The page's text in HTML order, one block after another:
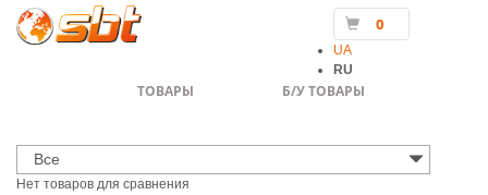
0
UA
RU
ТОВАРЫ Б/У ТОВАРЫ
Все
Нет товаров для сравнения